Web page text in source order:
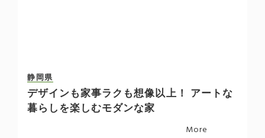
静岡県
デザインも家事ラクも想像以上！ アートな
暮らしを楽しむモダンな家
More